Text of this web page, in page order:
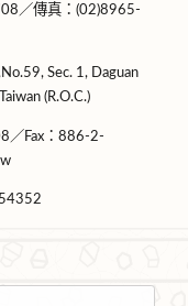
／傳真：(02)8965-
Sec. 1, Daguan
(R.O.C.)
／Fax：886-2-